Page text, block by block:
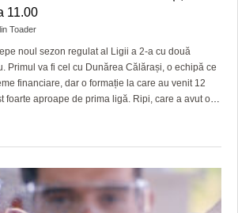
11.00
Toader
noul sezon regulat al Ligii a 2-a cu două
Primul va fi cel cu Dunărea Călărași, o echipă ce
financiare, dar o formație la care au venit 12
foarte aproape de prima ligă. Ripi, care a avut o